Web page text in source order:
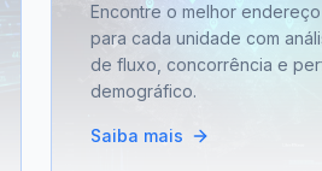
Encontre o melhor endereço
para cada unidade com
de fluxo, concorrência e
demográfico.
Saiba mais